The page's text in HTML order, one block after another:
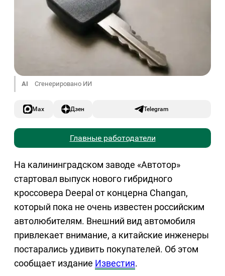
AI Сгенерировано ИИ
Max Дзен Telegram
Главные работодатели
На калининградском заводе «Автотор»
стартовал выпуск нового гибридного
кроссовера Deepal от концерна Changan,
который пока не очень известен российским
автолюбителям. Внешний вид автомобиля
привлекает внимание, а китайские инженеры
постарались удивить покупателей. Об этом
сообщает издание Известия.